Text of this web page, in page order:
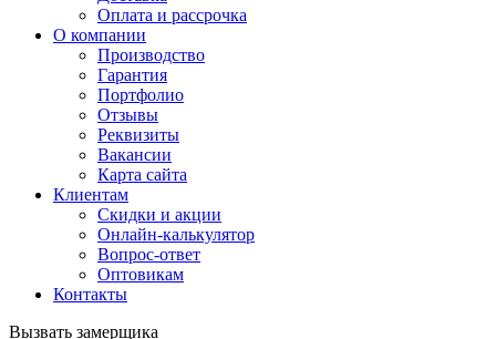
Оплата и рассрочка
О компании
Производство
Гарантия
Портфолио
Отзывы
Реквизиты
Вакансии
Карта сайта
Клиентам
Скидки и акции
Онлайн-калькулятор
Вопрос-ответ
Оптовикам
Контакты
Вызвать замерщика